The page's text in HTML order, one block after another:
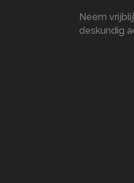
Neem
deskundig